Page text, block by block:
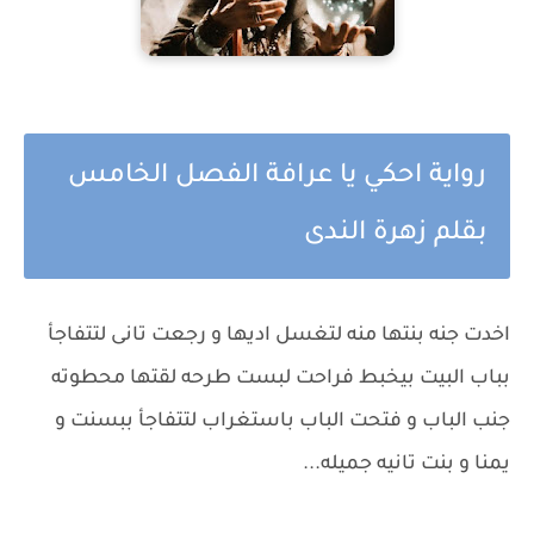
رواية احكي يا عرافة الفصل الخامس
بقلم زهرة الندى
اخدت جنه بنتها منه لتغسل اديها و رجعت تانى لتتفاجأ
بباب البيت بيخبط فراحت لبست طرحه لقتها محطوته
جنب الباب و فتحت الباب باستغراب لتتفاجأ ببسنت و
يمنا و بنت تانيه جميله...